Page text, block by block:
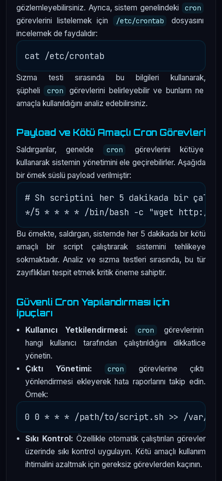
gözlemleyebilirsiniz. Ayrıca, sistem genelindeki
cron
görevlerini listelemek için /etc/crontab
dosyasını
incelemek de faydalıdır:
Sızma testi sırasında bu bilgileri kullanarak,
şüpheli
cron
görevlerini belirleyebilir ve bunların ne
amaçla kullanıldığını analiz edebilirsiniz.
Payload ve Kötü Amaçlı Cron Görevleri
Saldırganlar, genelde cron
görevlerini kötüye
kullanarak sistemin yönetimini ele geçirebilirler. Aşağıda
bir örnek süslü payload verilmiştir:
# Sh scriptini her 5 dakikada bir
Bu örnekte, saldırgan, sistemde her 5 dakikada bir kötü
amaçlı bir script çalıştırarak sistemini tehlikeye
sokmaktadır. Analiz ve sızma testleri sırasında, bu tür
zayıflıkları tespit etmek kritik öneme sahiptir.
Güvenli Cron Yapılandırması İçin
İpuçları
Kullanıcı Yetkilendirmesi: cron
görevlerinin
hangi kullanıcı tarafından çalıştırıldığını dikkatlice
yönetin.
Çıktı Yönetimi:
cron
görevlerine çıktı
yönlendirmesi ekleyerek hata raporlarını takip edin.
Örnek:
Sıkı Kontrol: Özellikle otomatik çalıştırılan görevler
üzerinde sıkı kontrol uygulayın. Kötü amaçlı kullanım
ihtimalini azaltmak için gereksiz görevlerden kaçının.